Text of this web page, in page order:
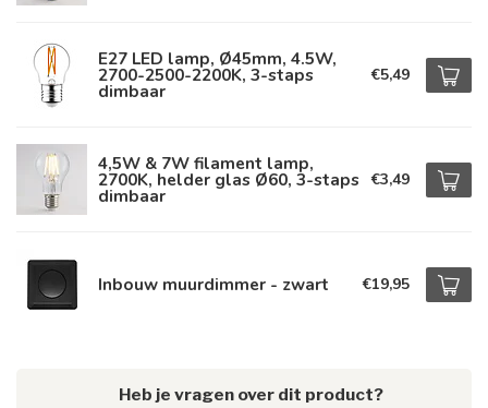
E27 LED lamp, Ø45mm, 4.5W,
2700-2500-2200K, 3-staps
dimbaar
€5,49
4,5W & 7W filament lamp,
2700K, helder glas Ø60, 3-staps
dimbaar
€3,49
Inbouw muurdimmer - zwart €19,95
Heb je vragen over dit product?